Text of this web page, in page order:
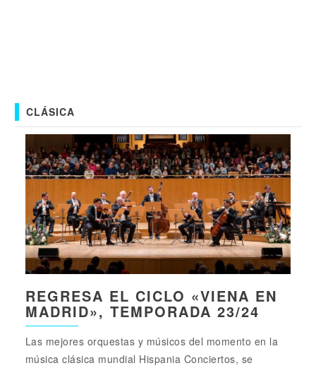
CLÁSICA
REGRESA EL CICLO «VIENA EN
MADRID», TEMPORADA 23/24
Las mejores orquestas y músicos del momento en la
música clásica mundial Hispania Conciertos, se